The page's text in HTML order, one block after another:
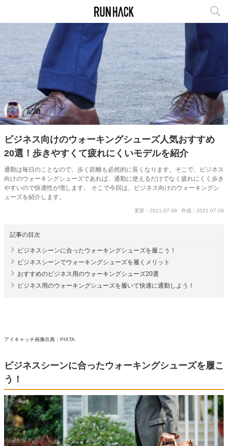
記助
ビジネス向けのウォーキングシューズ人気おすすめ
20選！歩きやすくて疲れにくいモデルを紹介
通勤は毎日のことなので、歩く距離も必然的に長くなります。そこで、ビジネス
向けのウォーキングシューズであれば、通勤に使えるだけでなく疲れにくく歩き
やすいので快適性が増します。 そこで今回は、ビジネス向けのウォーキングシ
ューズを紹介します。
更新：2021.07.08 作成：2021.07.08
記事の目次
ビジネスシーンに合ったウォーキングシューズを履こう！
ビジネスシーンでウォーキングシューズを履くメリット
おすすめのビジネス用のウォーキングシューズ20選
ビジネス用のウォーキングシューズを履いて快適に通勤しよう！
アイキャッチ画像出典：PIXTA
ビジネスシーンに合ったウォーキングシューズを履こ
う！